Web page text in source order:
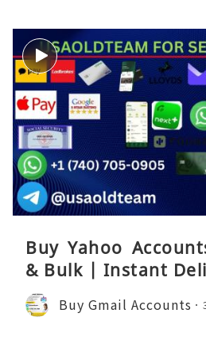
Buy Yahoo
& Bulk | Instant
Buy Gmail Accounts